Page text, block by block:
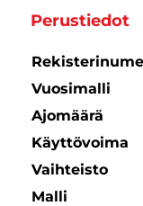
Perustiedot
Vuosimalli
Ajomäärä
Käyttövoima
Vaihteisto
Malli